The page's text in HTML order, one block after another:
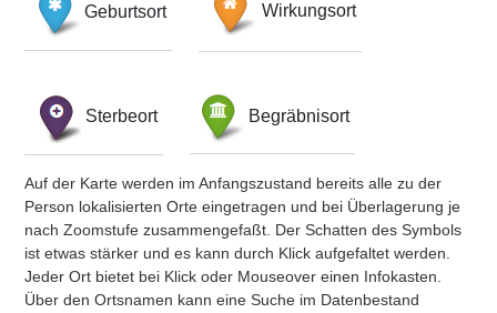
Geburtsort Wirkungsort
Sterbeort Begräbnisort
Auf der Karte werden im Anfangszustand bereits alle zu der
Person lokalisierten Orte eingetragen und bei Überlagerung je
nach Zoomstufe zusammengefaßt. Der Schatten des Symbols
ist etwas stärker und es kann durch Klick aufgefaltet werden.
Jeder Ort bietet bei Klick oder Mouseover einen Infokasten.
Über den Ortsnamen kann eine Suche im Datenbestand